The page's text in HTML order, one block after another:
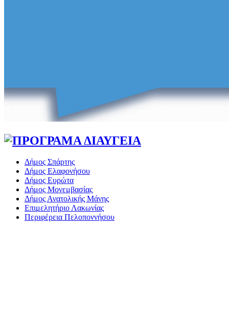
Δήμος Σπάρτης
Δήμος Ελαφονήσου
Δήμος Ευρώτα
Δήμος Μονεμβασίας
Δήμος Ανατολικής Μάνης
Επιμελητήριο Λακωνίας
Περιφέρεια Πελοποννήσου